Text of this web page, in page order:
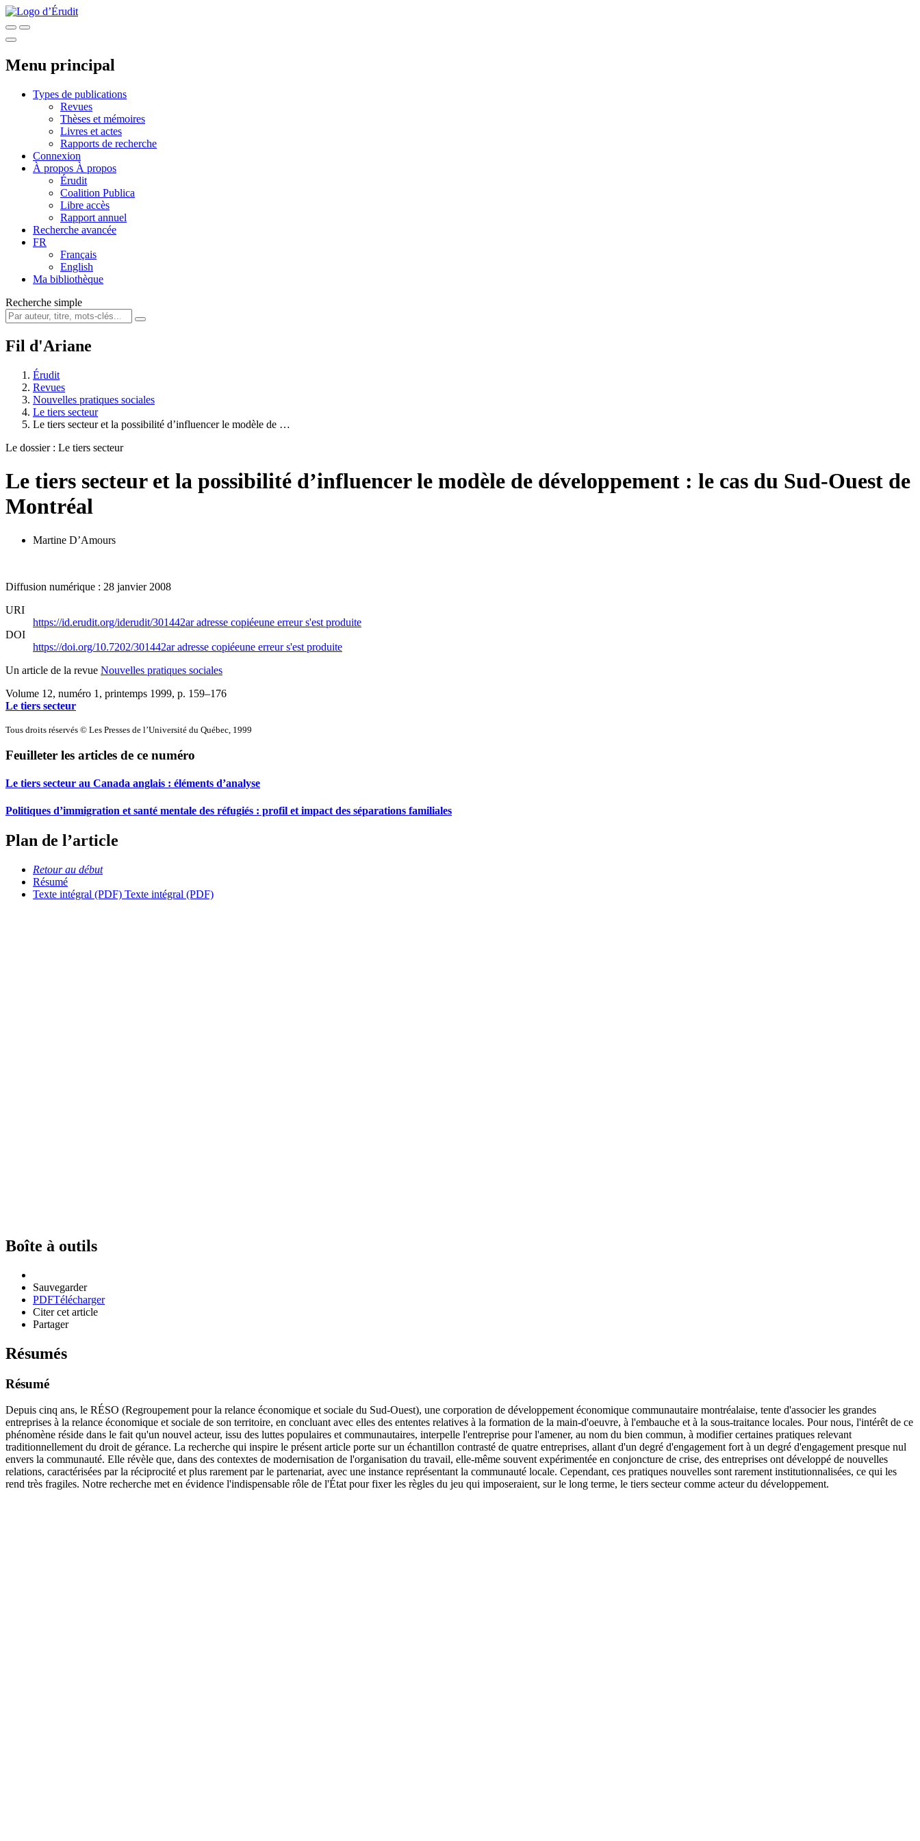
Menu principal
Types de publications
Revues
Thèses et mémoires
Livres et actes
Rapports de recherche
Connexion
À propos À propos
Érudit
Coalition Publica
Libre accès
Rapport annuel
Recherche avancée
FR
Français
English
Ma bibliothèque
Recherche simple
Fil d'Ariane
Érudit
Revues
Nouvelles pratiques sociales
Le tiers secteur
Le tiers secteur et la possibilité d’influencer le modèle de …
Le dossier : Le tiers secteur
Le tiers secteur et la possibilité d’influencer le modèle de développement : le cas du Sud-Ouest de
Montréal
Martine D’Amours
Diffusion numérique : 28 janvier 2008
URI
https://id.erudit.org/iderudit/301442aradresse copiéeune erreur s'est produite
DOI
https://doi.org/10.7202/301442aradresse copiéeune erreur s'est produite
Un article de la revue Nouvelles pratiques sociales
Volume 12, numéro 1, printemps 1999, p. 159–176
Le tiers secteur
Tous droits réservés © Les Presses de l’Université du Québec, 1999
Feuilleter les articles de ce numéro
Le tiers secteur au Canada anglais : éléments d’analyse
Politiques d’immigration et santé mentale des réfugiés : profil et impact des séparations familiales
Plan de l’article
Retour au début
Résumé
Texte intégral (PDF) Texte intégral (PDF)
Boîte à outils
Sauvegarder
PDFTélécharger
Citer cet article
Partager
Résumés
Résumé
Depuis cinq ans, le RÉSO (Regroupement pour la relance économique et sociale du Sud-Ouest), une corporation de développement économique communautaire montréalaise, tente d'associer les grandes
entreprises à la relance économique et sociale de son territoire, en concluant avec elles des ententes relatives à la formation de la main-d'oeuvre, à l'embauche et à la sous-traitance locales. Pour nous, l'intérêt de ce
phénomène réside dans le fait qu'un nouvel acteur, issu des luttes populaires et communautaires, interpelle l'entreprise pour l'amener, au nom du bien commun, à modifier certaines pratiques relevant
traditionnellement du droit de gérance. La recherche qui inspire le présent article porte sur un échantillon contrasté de quatre entreprises, allant d'un degré d'engagement fort à un degré d'engagement presque nul
envers la communauté. Elle révèle que, dans des contextes de modernisation de l'organisation du travail, elle-même souvent expérimentée en conjoncture de crise, des entreprises ont développé de nouvelles
relations, caractérisées par la réciprocité et plus rarement par le partenariat, avec une instance représentant la communauté locale. Cependant, ces pratiques nouvelles sont rarement institutionnalisées, ce qui les
rend très fragiles. Notre recherche met en évidence l'indispensable rôle de l'État pour fixer les règles du jeu qui imposeraient, sur le long terme, le tiers secteur comme acteur du développement.